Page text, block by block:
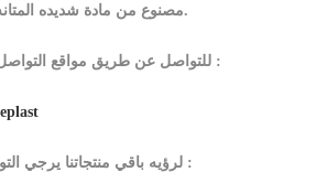
recycled ) , مصنوع من مادة شديده المتانه والتحمل.
للتواصل عن طريق مواقع التواصل الإجتماعية الخاصة بنا :
لرؤيه باقي منتجاتنا يرجي التوجه لموقعنا الالكتروني :